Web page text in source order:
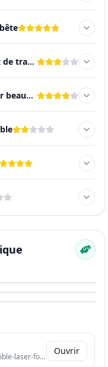
Le module IR est précis mais le flux de travail est délicat
L’alignement par caméra fait gagner beaucoup de temps
ortur-r2-laser-a-compact-dual-compatible-laser-for-wood-and-metal
Ouvrir